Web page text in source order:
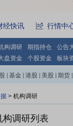
经快讯 行情中
构调研 期指持仓
公告
盘资金 个股资金 板块
基金 港股 美股 期货
> 机构调研
构调研列表